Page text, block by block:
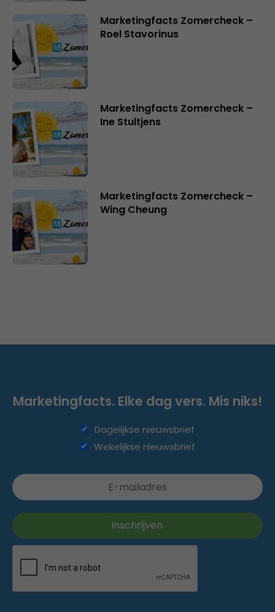
Marketingfacts Zomercheck –
Roel Stavorinus
Marketingfacts Zomercheck –
Ine Stultjens
Marketingfacts Zomercheck –
Wing Cheung
Marketingfacts. Elke dag vers. Mis niks!
Dagelijkse nieuwsbrief
Wekelijkse nieuwsbrief